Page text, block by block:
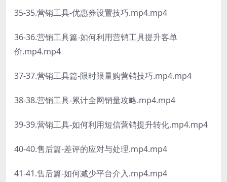
35-35.营销工具-优惠券设置技巧.mp4.mp4
36-36.营销工具篇-如何利用营销工具提升客单
价.mp4.mp4
37-37.营销工具篇-限时限量购营销技巧.mp4.mp4
38-38.营销工具-累计全网销量攻略.mp4.mp4
39-39.营销工具-如何利用短信营销提升转化.mp4.mp4
40-40.售后篇-差评的应对与处理.mp4.mp4
41-41.售后篇-如何减少平台介入.mp4.mp4